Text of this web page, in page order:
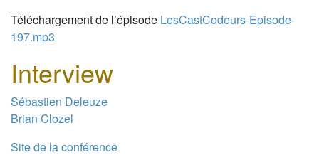
Téléchargement de l’épisode LesCastCodeurs-Episode-
197.mp3
Interview
Sébastien Deleuze
Brian Clozel
Site de la conférence